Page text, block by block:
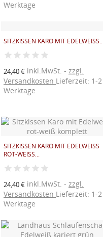
Werktage
SITZKISSEN KARO MIT EDELWEISS...
24,40 € inkl.MwSt.
zzgl.
Versandkosten Lieferzeit: 1-2
Werktage
SITZKISSEN KARO MIT EDELWEISS R
OT-WEISS...
24,40 € inkl.MwSt.
zzgl.
Versandkosten Lieferzeit: 1-2
Werktage